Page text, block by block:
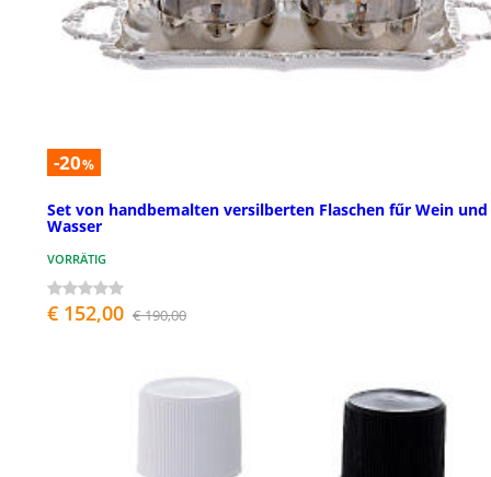
-20%
Set von handbemalten versilberten Flaschen fűr Wein und
Wasser
VORRÄTIG
€ 152,00 € 190,00